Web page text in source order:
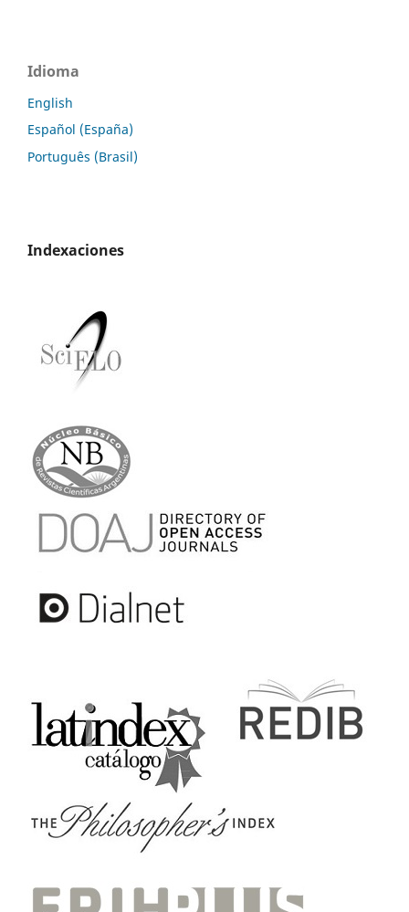
Idioma
English
Español (España)
Português (Brasil)
Indexaciones